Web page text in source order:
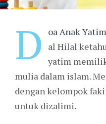
D oa Anak Yatim
al Hilal
yatim
mulia dalam islam.
dengan kelompok
untuk dizalimi.